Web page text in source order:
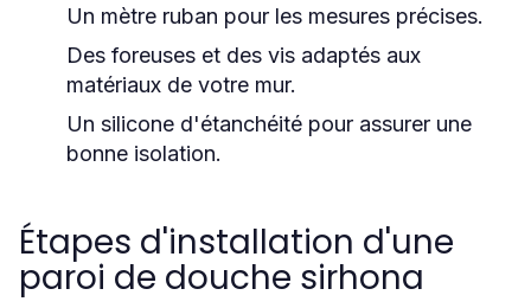
Un mètre ruban pour les mesures précises.
Des foreuses et des vis adaptés aux
matériaux de votre mur.
Un silicone d'étanchéité pour assurer une
bonne isolation.
Étapes d'installation d'une
paroi de douche sirhona